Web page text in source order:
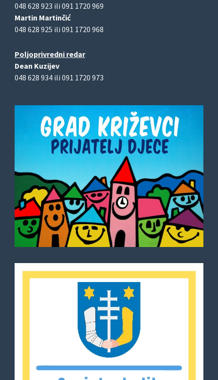
048 628 923 ili 091 1720 969
Martin Martinčić
048 628 925 ili 091 1720 968
Poljoprivredni redar
Dean Kuzijev
048 628 934 ili 091 1720 973